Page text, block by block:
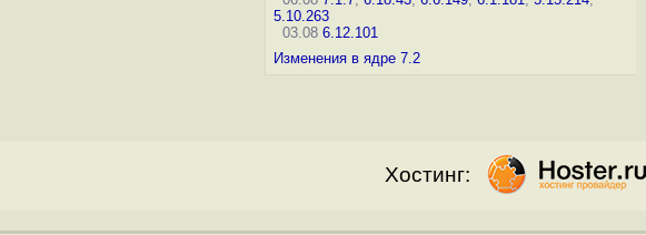
5.10.263
03.08 6.12.101
Изменения в ядре 7.2
Хостинг: